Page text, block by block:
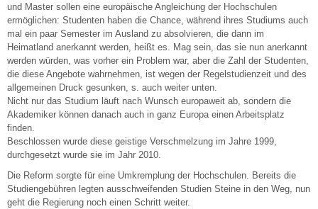
und Master sollen eine europäische Angleichung der Hochschulen
ermöglichen: Studenten haben die Chance, während ihres Studiums auch
mal ein paar Semester im Ausland zu absolvieren, die dann im
Heimatland anerkannt werden, heißt es. Mag sein, das sie nun anerkannt
werden würden, was vorher ein Problem war, aber die Zahl der Studenten,
die diese Angebote wahrnehmen, ist wegen der Regelstudienzeit und des
allgemeinen Druck gesunken, s. auch weiter unten.
Nicht nur das Studium läuft nach Wunsch europaweit ab, sondern die
Akademiker können danach auch in ganz Europa einen Arbeitsplatz
finden.
Beschlossen wurde diese geistige Verschmelzung im Jahre 1999,
durchgesetzt wurde sie im Jahr 2010.
Die Reform sorgte für eine Umkremplung der Hochschulen. Bereits die
Studiengebühren legten ausschweifenden Studien Steine in den Weg, nun
geht die Regierung noch einen Schritt weiter.